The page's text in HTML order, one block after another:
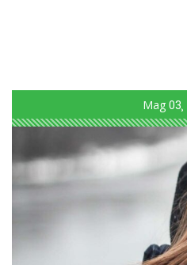
Mag 03